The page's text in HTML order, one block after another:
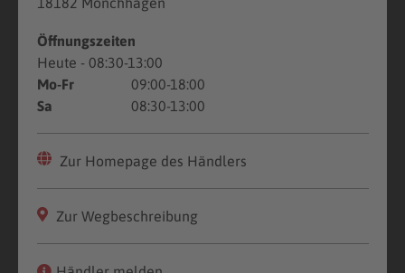
Öffnungszeiten
Heute - 08:30-13:00
Mo-Fr
09:00-18:00
Sa
08:30-13:00
Zur Homepage des Händlers
Zur Wegbeschreibung